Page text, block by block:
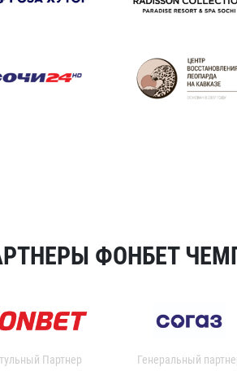
ФОНБЕТ
Партнер Генеральный